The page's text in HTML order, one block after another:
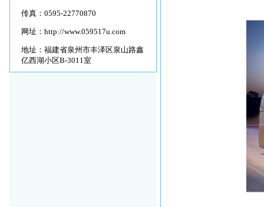
传真：0595-22770870
网址： http://www.059517u.com
地址：福建省泉州市丰泽区泉山路鑫
亿西湖小区B-3011室